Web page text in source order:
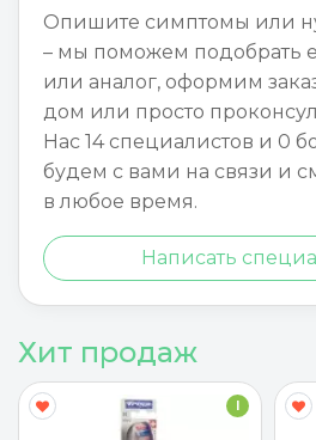
Опишите симптомы или
– мы поможем подобрать
или аналог, оформим
дом или просто
Нас 14 специалистов и 0
будем с вами на связи и
в любое время.
Написать
Хит продаж